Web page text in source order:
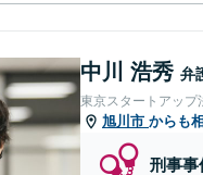
中川 浩秀 弁
東京スタートアップ
旭川市 からも
刑事事